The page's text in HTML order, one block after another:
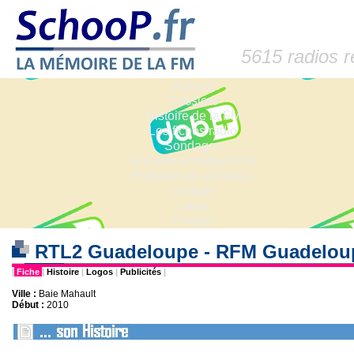
5615 radios
Accueil
Dossiers
Histoire de la FM
Les fiches radio
Sondages
Anciennes fréquences
Fréquences actuelles
Lexique
Liens
Contact
RTL2 Guadeloupe - RFM
| Fiche | Histoire | Logos | Publicités |
Ville : Baie Mahault
Début : 2010